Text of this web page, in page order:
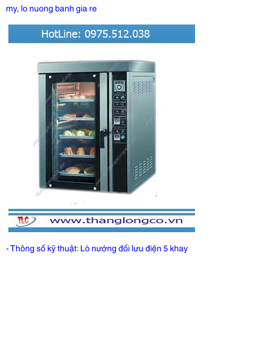
my, lo nuong banh gia re
- Thông số kỹ thuật: Lò nướng đối lưu điện 5 khay